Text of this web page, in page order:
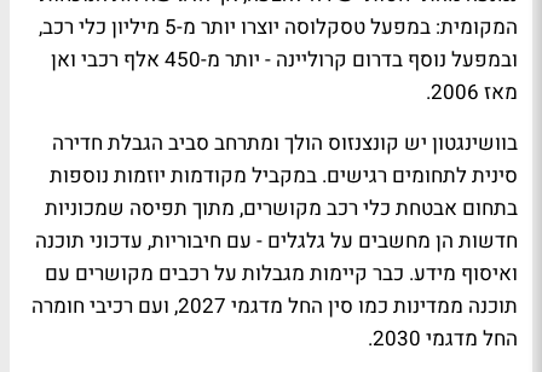
המקומית: במפעל טסקלוסה יוצרו יותר מ-5 מיליון כלי רכב,
ובמפעל נוסף בדרום קרוליינה - יותר מ-450 אלף רכבי ואן
מאז 2006.
בוושינגטון יש קונצנזוס הולך ומתרחב סביב הגבלת חדירה
סינית לתחומים רגישים. במקביל מקודמות יוזמות נוספות
בתחום אבטחת כלי רכב מקושרים, מתוך תפיסה שמכוניות
חדשות הן מחשבים על גלגלים - עם חיבוריות, עדכוני תוכנה
ואיסוף מידע. כבר קיימות מגבלות על רכבים מקושרים עם
תוכנה ממדינות כמו סין החל מדגמי 2027, ועם רכיבי חומרה
החל מדגמי 2030.